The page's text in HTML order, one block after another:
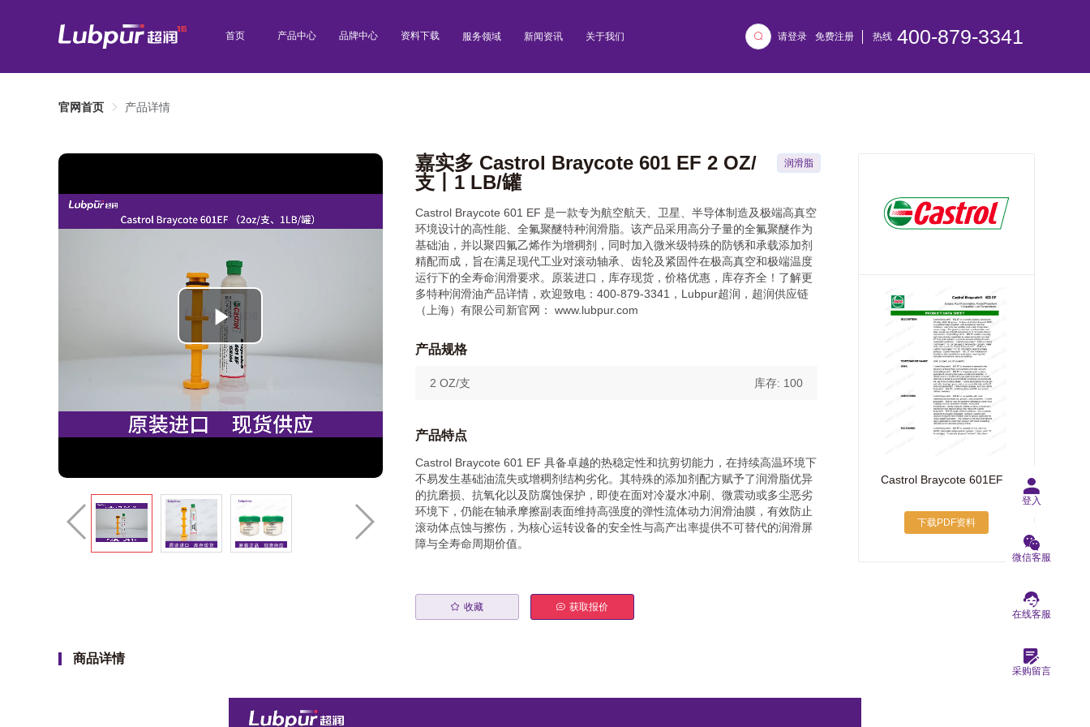
首页 产品中心 品牌中心 资料下载 服务领域 新闻资讯 关于我们 请登录 免费注册 热线 400-879-3341
登入
微信客服
在线客服
采购留言
官网首页 产品详情
Play
Video
嘉实多 Castrol Braycote 601 EF 2 OZ/
支丨1 LB/罐
润滑脂
Castrol Braycote 601 EF 是一款专为航空航天、卫星、半导体制造及极端高真空
环境设计的高性能、全氟聚醚特种润滑脂。该产品采用高分子量的全氟聚醚作为
基础油，并以聚四氟乙烯作为增稠剂，同时加入微米级特殊的防锈和承载添加剂
精配而成，旨在满足现代工业对滚动轴承、齿轮及紧固件在极高真空和极端温度
运行下的全寿命润滑要求。原装进口，库存现货，价格优惠，库存齐全！了解更
多特种润滑油产品详情，欢迎致电：400-879-3341，Lubpur超润，超润供应链
（上海）有限公司新官网： www.lubpur.com
产品规格
2 OZ/支 库存: 100
产品特点
Castrol Braycote 601 EF 具备卓越的热稳定性和抗剪切能力，在持续高温环境下
不易发生基础油流失或增稠剂结构劣化。其特殊的添加剂配方赋予了润滑脂优异
的抗磨损、抗氧化以及防腐蚀保护，即使在面对冷凝水冲刷、微震动或多尘恶劣
环境下，仍能在轴承摩擦副表面维持高强度的弹性流体动力润滑油膜，有效防止
滚动体点蚀与擦伤，为核心运转设备的安全性与高产出率提供不可替代的润滑屏
障与全寿命周期价值。
收藏 获取报价
Castrol Braycote 601EF
下载PDF资料
商品详情